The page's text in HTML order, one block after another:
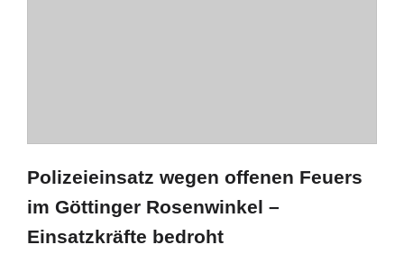
Polizeieinsatz wegen offenen Feuers
im Göttinger Rosenwinkel –
Einsatzkräfte bedroht